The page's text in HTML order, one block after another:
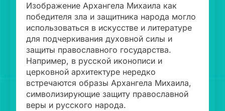
Изображение Архангела Михаила как
победителя зла и защитника народа могло
использоваться в искусстве и литературе
для подчеркивания духовной силы и
защиты православного государства.
Например, в русской иконописи и
церковной архитектуре нередко
встречаются образы Архангела Михаила,
символизирующие защиту православной
веры и русского народа.